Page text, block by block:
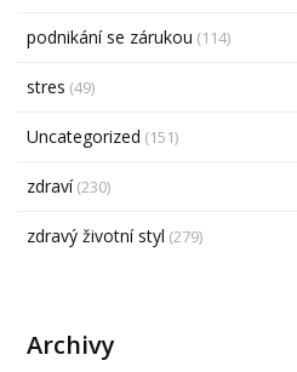
podnikání se zárukou (114)
stres (49)
Uncategorized (151)
zdraví(230)
zdravý životní styl (279)
Archivy